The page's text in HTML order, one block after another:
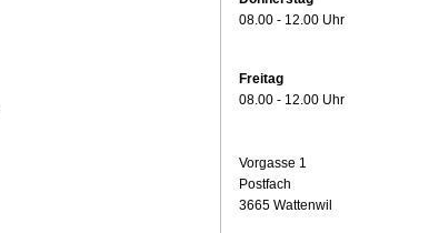
08.00 - 12.00 Uhr
Freitag
08.00 - 12.00 Uhr
Vorgasse 1
Postfach
3665 Wattenwil